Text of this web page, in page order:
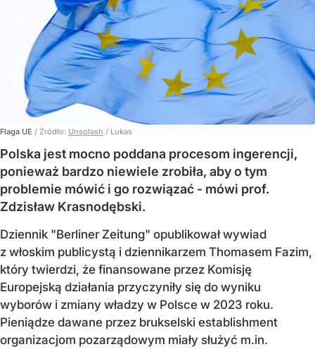
Flaga UE / Źródło: Unsplash / Lukas
Polska jest mocno poddana procesom ingerencji,
ponieważ bardzo niewiele zrobiła, aby o tym
problemie mówić i go rozwiązać - mówi prof.
Zdzisław Krasnodębski.
Dziennik "Berliner Zeitung" opublikował wywiad
z włoskim publicystą i dziennikarzem Thomasem Fazim,
który twierdzi, że finansowane przez Komisję
Europejską działania przyczyniły się do wyniku
wyborów i zmiany władzy w Polsce w 2023 roku.
Pieniądze dawane przez brukselski establishment
organizacjom pozarządowym miały służyć m.in.